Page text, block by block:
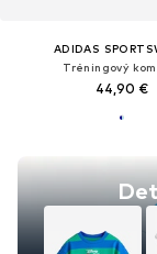
ADIDAS
Tréningový
44,90 €